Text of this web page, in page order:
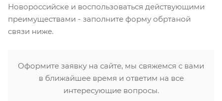
Новороссийске и воспользоваться действующими
преимуществами - заполните форму обртаной
связи ниже.
Оформите заявку на сайте, мы свяжемся с вами
в ближайшее время и ответим на все
интересующие вопросы.